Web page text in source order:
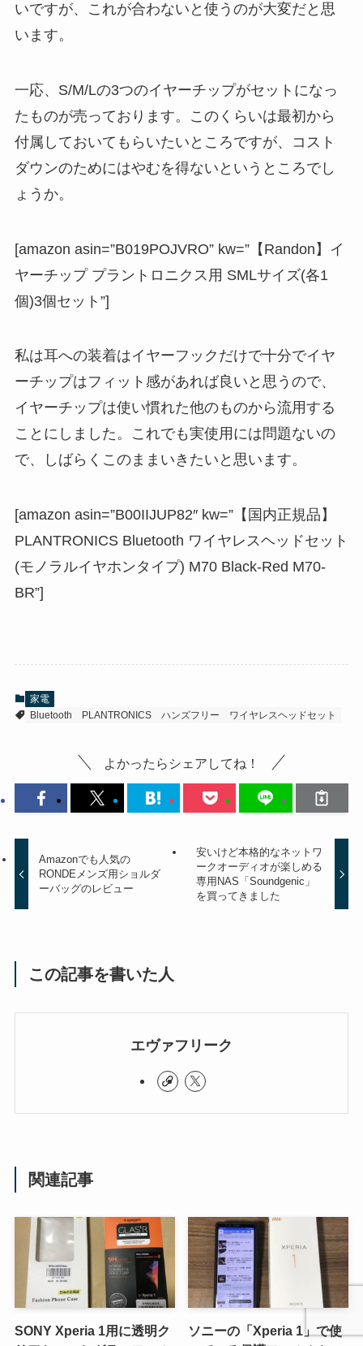
いですが、これが合わないと使うのが大変だと思
います。
一応、S/M/Lの3つのイヤーチップがセットになっ
たものが売っております。このくらいは最初から
付属しておいてもらいたいところですが、コスト
ダウンのためにはやむを得ないというところでし
ょうか。
[amazon asin=”B019POJVRO” kw=”【Randon】イ
ヤーチップ プラントロニクス用 SMLサイズ(各1
個)3個セット”]
私は耳への装着はイヤーフックだけで十分でイヤ
ーチップはフィット感があれば良いと思うので、
イヤーチップは使い慣れた他のものから流用する
ことにしました。これでも実使用には問題ないの
で、しばらくこのままいきたいと思います。
[amazon asin=”B00IIJUP82″ kw=”【国内正規品】
PLANTRONICS Bluetooth ワイヤレスヘッドセット
(モノラルイヤホンタイプ) M70 Black-Red M70-
BR”]
家電
Bluetooth
PLANTRONICS ハンズフリー ワイヤレスヘッドセット
よかったらシェアしてね！
Amazonでも人気の
RONDEメンズ用ショルダ
ーバッグのレビュー
安いけど本格的なネットワ
ークオーディオが楽しめる
専用NAS「Soundgenic」
を買ってきました
この記事を書いた人
エヴァフリーク
関連記事
SONY Xperia 1用に透明ク
ソニーの「Xperia 1」で使